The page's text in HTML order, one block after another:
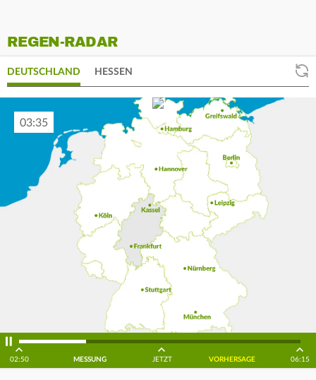
REGEN-RADAR
DEUTSCHLAND HESSEN
03:45
02:50 MESSUNG JETZT VORHERSAGE 06:15